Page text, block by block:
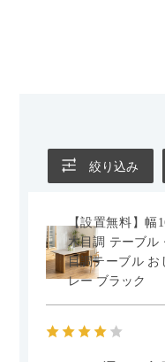
絞り込み
【設置無料】幅
木目調 テーブル
目調テーブル お
レー ブラック